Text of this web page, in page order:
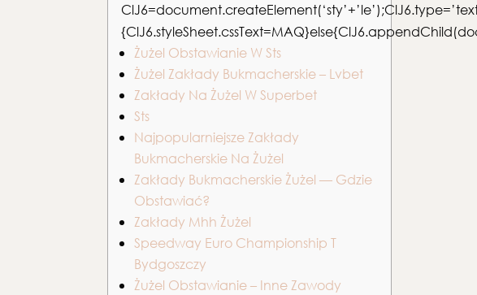
Żużel Obstawianie W Sts
Żużel Zakłady Bukmacherskie – Lvbet
Zakłady Na Żużel W Superbet
Sts
Najpopularniejsze Zakłady
Bukmacherskie Na Żużel
Zakłady Bukmacherskie Żużel — Gdzie
Obstawiać?
Zakłady Mhh Żużel
Speedway Euro Championship T
Bydgoszczy
Żużel Obstawianie – Inne Zawody